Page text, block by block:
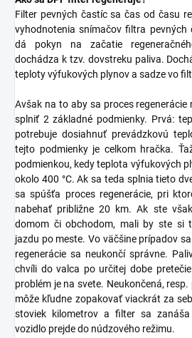
Filter pevných častíc sa čas od času
vyhodnotenia snímačov filtra pevných
dá pokyn na začatie
dochádza k tzv. dovstreku paliva.
teploty výfukových plynov a sadze vo
Avšak na to aby sa proces
splniť 2 základné podmienky. Prvá:
potrebuje dosiahnuť prevádzkovú
tejto podmienky je celkom hračka.
podmienkou, kedy teplota výfukových
okolo 400 °C. Ak sa teda splnia tieto
sa spúšťa proces regenerácie, pri
nabehať približne 20 km. Ak ste
domom či obchodom, mali by ste si
jazdu po meste. Vo väčšine prípadov
regenerácie sa neukončí správne.
chvíli do valca po určitej dobe
problém je na svete. Neukončená,
môže kľudne zopakovať viackrát za
stoviek kilometrov a filter sa
vozidlo prejde do núdzového režimu.